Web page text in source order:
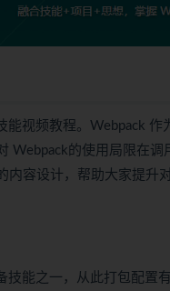
能视频教程。Webpack
Webpack的使用局限在
容设计，帮助大家提升
技能之一，从此打包配置